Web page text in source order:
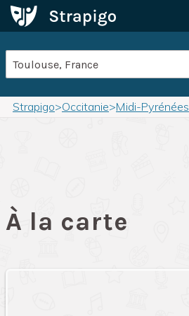
Strapigo>Occitanie>Midi-Pyrénées
À la carte